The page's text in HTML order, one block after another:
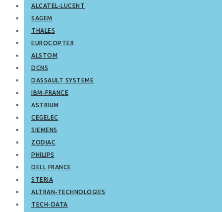
ALCATEL-LUCENT
SAGEM
THALES
EUROCOPTER
ALSTOM
DCNS
DASSAULT SYSTEME
IBM-FRANCE
ASTRIUM
CEGELEC
SIEMENS
ZODIAC
PHILIPS
DELL FRANCE
STERIA
ALTRAN-TECHNOLOGIES
TECH-DATA